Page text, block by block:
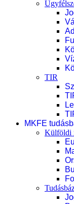
TIR
MKFE
Külföldi